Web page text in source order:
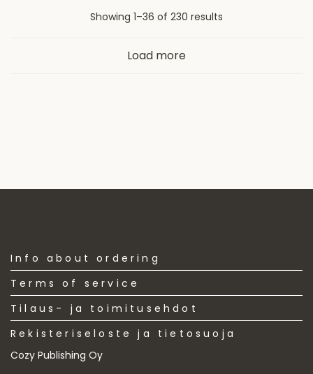
Showing 1–36 of 230 results
Load more
Info about ordering
Terms of service
Tilaus- ja toimitusehdot
Rekisteriseloste ja tietosuoja
Cozy Publishing Oy